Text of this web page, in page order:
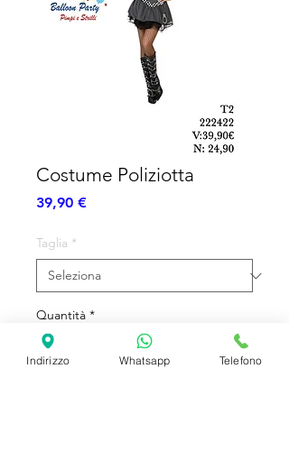
Costume Poliziotta
39,90 €Prezzo
Taglia *
Quantità *
Indirizzo Whatsapp Telefono